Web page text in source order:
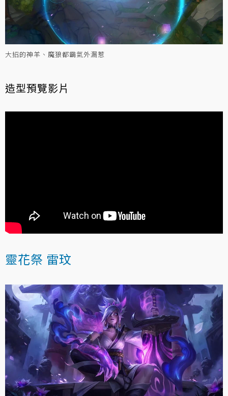
大招的神羊、魔狼都霸氣外漏惹
造型預覽影片
靈花祭 雷玟